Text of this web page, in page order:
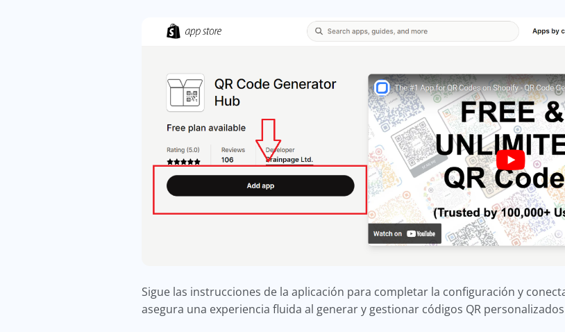
Sigue las instrucciones de la aplicación para completar la configuración y
asegura una experiencia fluida al generar y gestionar códigos QR